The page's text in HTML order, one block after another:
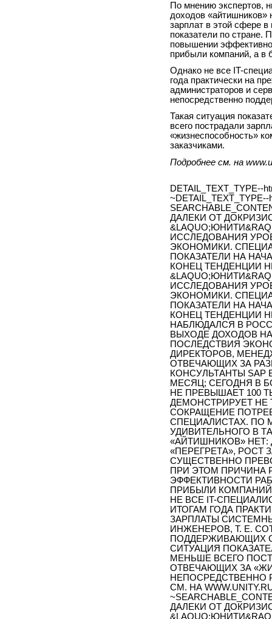
По мнению экспертов,
доходов «айтишников»
зарплат в этой сфере
показатели по стране.
повышении
прибыли компаний, а в
Однако не все IT-
года практически на
администраторов и
непосредственно
Такая ситуация
всего пострадали
«жизнеспособность»
заказчиками.
Подробнее см. на
DETAIL_TEXT_TYPE--
~DETAIL_TEXT_TYPE--
ДАЛЕКИ ОТ
ИССЛЕДОВАНИЯ
ЭКОНОМИКИ.
ПОКАЗАТЕЛИ НА
КОНЕЦ ТЕНДЕНЦИИ
ИССЛЕДОВАНИЯ
ЭКОНОМИКИ.
ПОКАЗАТЕЛИ НА
КОНЕЦ ТЕНДЕНЦИИ
НАБЛЮДАЛСЯ В
ВЫХОДЕ ДОХОДОВ
ПОСЛЕДСТВИЯ
ДИРЕКТОРОВ,
ОТВЕЧАЮЩИХ ЗА
КОНСУЛЬТАНТЫ SAP
МЕСЯЦ; СЕГОДНЯ В
НЕ ПРЕВЫШАЕТ 100
ДЕМОНСТРИРУЕТ НЕ
СОКРАЩЕНИЕ
СПЕЦИАЛИСТАХ. ПО
УДИВИТЕЛЬНОГО В
«АЙТИШНИКОВ»
«ПЕРЕГРЕТА», РОСТ
СУЩЕСТВЕННО
ПРИ ЭТОМ ПРИЧИНА
ЭФФЕКТИВНОСТИ
ПРИБЫЛИ
НЕ ВСЕ IT-
ИТОГАМ ГОДА
ЗАРПЛАТЫ
ИНЖЕНЕРОВ, Т. Е.
ПОДДЕРЖИВАЮЩИХ
СИТУАЦИЯ
МЕНЬШЕ ВСЕГО
ОТВЕЧАЮЩИХ ЗА
НЕПОСРЕДСТВЕННО
СМ. НА
ДАЛЕКИ ОТ